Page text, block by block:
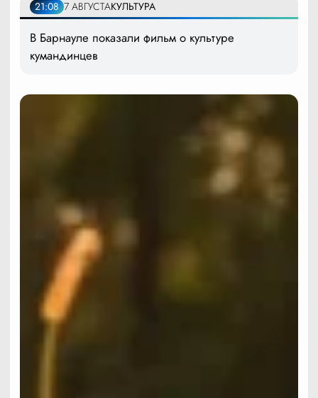
21:08 7 АВГУСТАКУЛЬТУРА
В Барнауле показали фильм о культуре
кумандинцев